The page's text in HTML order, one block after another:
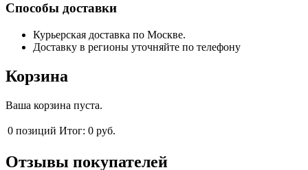
Способы доставки
Курьерская доставка по Москве.
Доставку в регионы уточняйте по телефону
Корзина
Ваша корзина пуста.
0 позиций Итог: 0 руб.
Отзывы покупателей